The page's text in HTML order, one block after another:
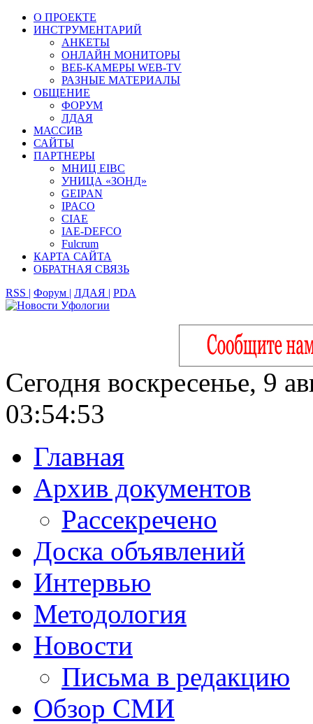
О ПРОЕКТЕ
ИНСТРУМЕНТАРИЙ
АНКЕТЫ
ОНЛАЙН МОНИТОРЫ
ВЕБ-КАМЕРЫ WEB-TV
РАЗНЫЕ МАТЕРИАЛЫ
ОБЩЕНИЕ
ФОРУМ
ЛДАЯ
МАССИВ
САЙТЫ
ПАРТНЕРЫ
МНИЦ EIBC
УНИЦА «ЗОНД»
GEIPAN
IPACO
CIAE
IAE-DEFCO
Fulcrum
КАРТА САЙТА
ОБРАТНАЯ СВЯЗЬ
RSS | Форум | ЛДАЯ | PDA
Сегодня воскресенье, 9
03:54:54
Главная
Архив документов
Рассекречено
Доска объявлений
Интервью
Методология
Новости
Письма в редакцию
Обзор СМИ